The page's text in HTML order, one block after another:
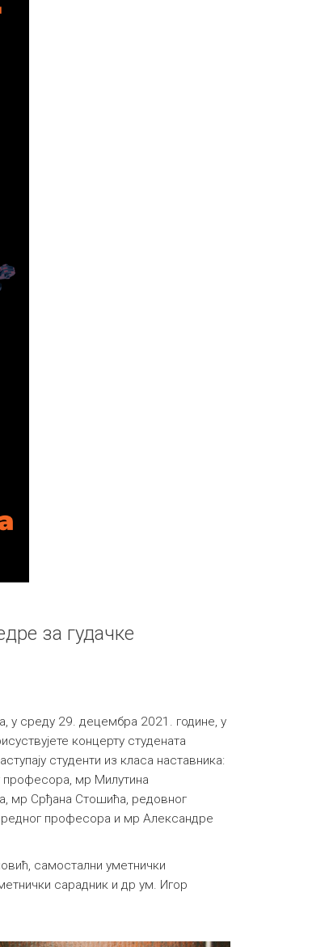
за гудачке
среду 29. децембра 2021. године, у
концерту студената
студенти из класа наставника:
мр Милутина
мр Срђана Стошића, редовног
професора и мр Александре
самостални уметнички
сарадник и др ум. Игор